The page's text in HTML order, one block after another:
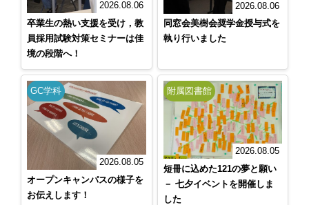
2026.08.06
卒業生の熱い支援を受け，教
員採用試験対策セミナーは佳
境の段階へ！
2026.08.06
同窓会美樹会奨学金授与式を
執り行いました
GC学科
2026.08.05
オープンキャンパスの様子を
お伝えします！
附属図書館
2026.08.05
短冊に込めた121の夢と願い
－ 七夕イベントを開催しま
した